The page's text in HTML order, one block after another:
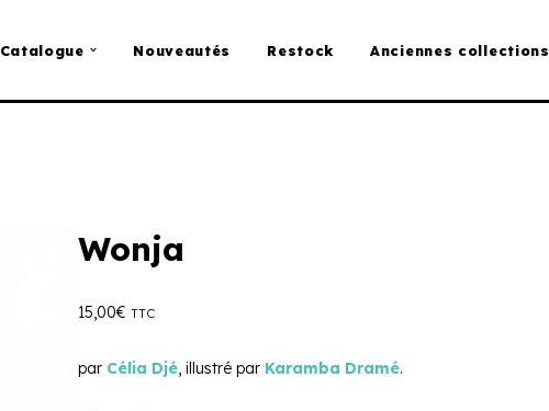
Catalogue Nouveautés Restock Anciennes collections
Wonja
15,00€ TTC
par Célia Djé, illustré par Karamba Dramé.